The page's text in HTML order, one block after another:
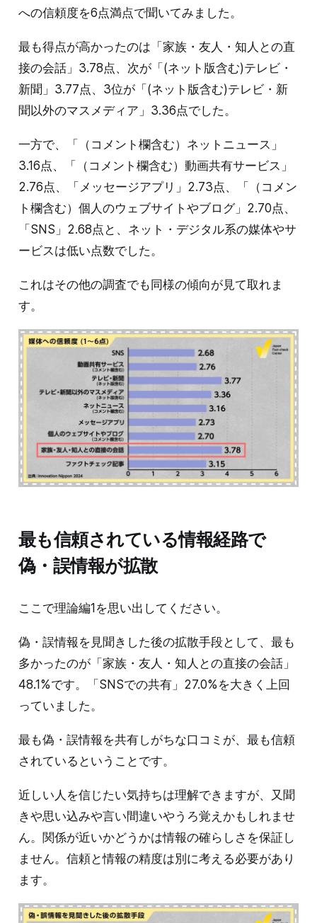
への信頼度を6点満点で聞いてみました。
最も得点が高かったのは「家族・友人・知人との直
接の会話」3.78点、次が「(ネット版含む)テレビ・
新聞」3.77点、3位が「(ネット版含む)テレビ・新
聞以外のマスメディア」3.36点でした。
一方で、「（コメント欄含む）ネットニュース」
3.16点、「（コメント欄含む）動画共有サービス」
2.76点、「メッセージアプリ」2.73点、「（コメン
ト欄含む）個人のウェブサイトやブログ」2.70点、
「SNS」2.68点と、ネット・デジタル系の媒体やサ
ービスは低い点数でした。
これはその他の調査でも同様の傾向が見て取れま
す。
最も信頼されている情報経路で
偽・誤情報が拡散
ここで理論編1を思い出してください。
偽・誤情報を見聞きした後の拡散手段として、最も
多かったのが「家族・友人・知人との直接の会話」
48.1%です。「SNSでの共有」27.0%を大きく上回
っていました。
最も偽・誤情報を共有しがちな口コミが、最も信頼
されているということです。
近しい人を信じたい気持ちは理解できますが、又聞
きや思い込みや言い間違いやうろ覚えかもしれませ
ん。関係が近いかどうかは情報の確らしさを保証し
ません。信頼と情報の精度は別に考える必要があり
ます。